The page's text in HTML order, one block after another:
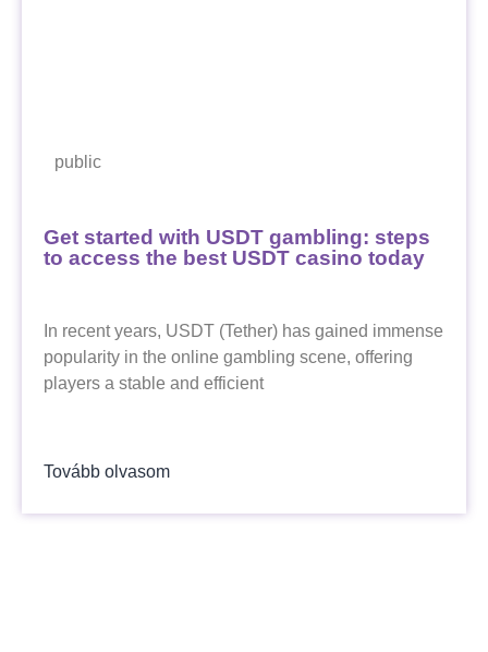
public
Get started with USDT gambling: steps
to access the best USDT casino today
In recent years, USDT (Tether) has gained immense
popularity in the online gambling scene, offering
players a stable and efficient
Tovább olvasom